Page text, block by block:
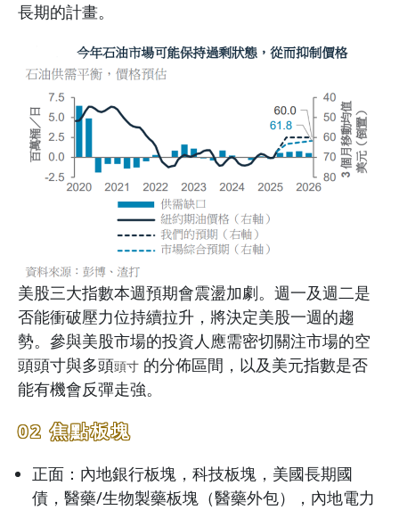
長期的計畫。
美股三大指數本週預期會震盪加劇。週一及週二是
否能衝破壓力位持續拉升，將決定美股一週的趨
勢。參與美股市場的投資人應需密切關注市場的空
頭頭寸與多頭頭寸的分佈區間，以及美元指數是否
能有機會反彈走強。
02 焦點板塊
正面：內地銀行板塊，科技板塊，美國長期國
債，醫藥/生物製藥板塊（醫藥外包），內地電力